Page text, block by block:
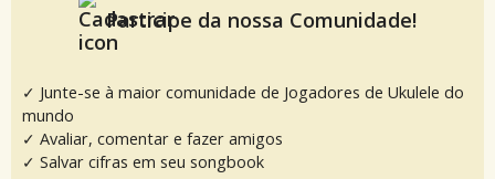
Participe da nossa Comunidade!
✓ Junte-se à maior comunidade de Jogadores de Ukulele do
mundo
✓ Avaliar, comentar e fazer amigos
✓ Salvar cifras em seu songbook